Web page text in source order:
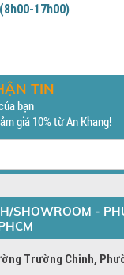
17h00)
TIN
bạn
giá 10% từ An Khang!
SHOWROOM -
Trường Chinh,